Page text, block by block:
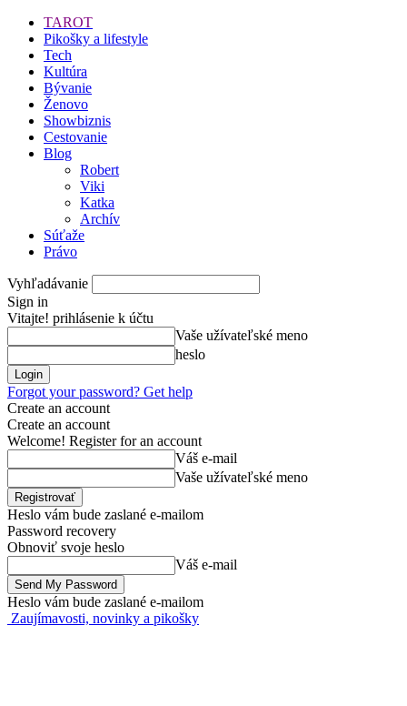
TAROT
Pikošky a lifestyle
Tech
Kultúra
Bývanie
Ženovo
Showbiznis
Cestovanie
Blog
Robert
Viki
Katka
Archív
Súťaže
Právo
Vyhľadávanie
Sign in
Vitajte! prihlásenie k účtu
Vaše užívateľské meno
heslo
Forgot your password? Get help
Create an account
Create an account
Welcome! Register for an account
Váš e-mail
Vaše užívateľské meno
Heslo vám bude zaslané e-mailom
Password recovery
Obnoviť svoje heslo
Váš e-mail
Heslo vám bude zaslané e-mailom
Zaujímavosti, novinky a pikošky